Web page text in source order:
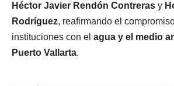
Héctor Javier Rendón Contreras y
Rodríguez, reafirmando el
instituciones con el agua y el medio
Puerto Vallarta.